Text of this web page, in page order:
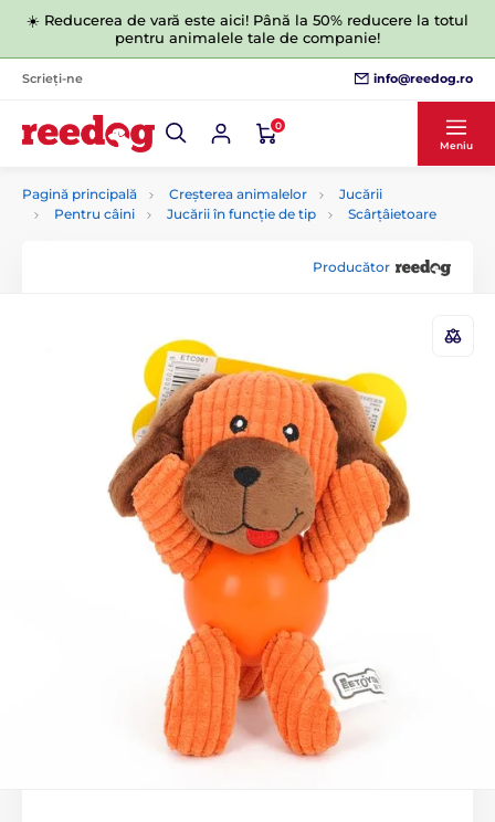
☀️ Reducerea de vară este aici! Până la 50% reducere la totul
pentru animalele tale de companie!
Scrieți-ne info@reedog.ro
0
Meniu
Pagină principală Creșterea animalelor
Jucării
Pentru câini
Jucării în funcție de tip Scârțâietoare
Producător